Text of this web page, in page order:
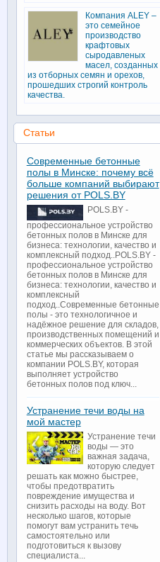
Компания ALEY –
это семейное
производство
крафтовых
сыродавленых
масел, созданных
из отборных семян и орехов,
прошедших строгий контроль
качества.
Статьи
Современные бетонные
полы в Минске: почему всё
больше компаний выбирают
решения от POLS.BY
POLS.BY -
профессиональное устройство
бетонных полов в Минске для
бизнеса: технологии, качество и
комплексный подход..POLS.BY -
профессиональное устройство
бетонных полов в Минске для
бизнеса: технологии, качество и
комплексный
подход..Современные бетонные
полы - это технологичное и
надёжное решение для складов,
производственных помещений и
коммерческих объектов. В этой
статье мы рассказываем о
компании POLS.BY, которая
выполняет устройство
бетонных полов под ключ...
Устранение течи воды на
мой мастер
Устранение течи
воды — это
важная задача,
которую следует
решать как можно быстрее,
чтобы предотвратить
повреждение имущества и
снизить расходы на воду. Вот
несколько шагов, которые
помогут вам устранить течь
самостоятельно или
подготовиться к вызову
специалиста...